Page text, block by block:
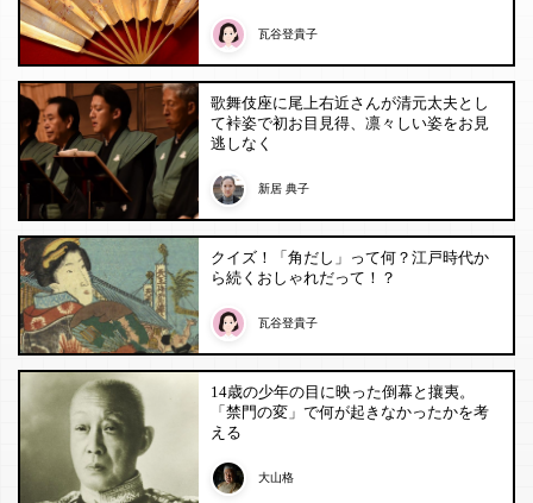
瓦谷登貴子
歌舞伎座に尾上右近さんが清元太夫とし
て裃姿で初お目見得、凛々しい姿をお見
逃しなく
新居 典子
クイズ！「角だし」って何？江戸時代か
ら続くおしゃれだって！？
瓦谷登貴子
14歳の少年の目に映った倒幕と攘夷。
「禁門の変」で何が起きなかったかを考
える
大山格